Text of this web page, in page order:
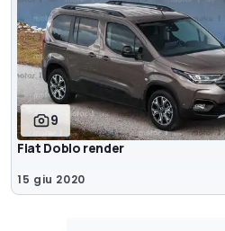
9
Fiat Doblo render
15 giu 2020